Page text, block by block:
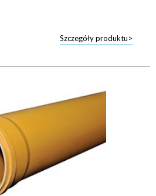
Szczegóły produktu>